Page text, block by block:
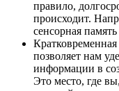
правило,
происходит.
сенсорная
позволяет нам
информации в
Это место, где